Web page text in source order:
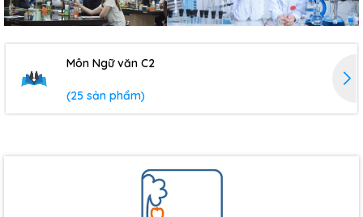
Môn Ngữ văn C2
(25 sản phẩm)